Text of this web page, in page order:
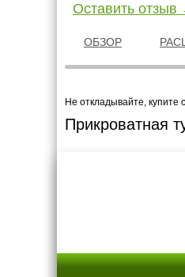
Оставить отзыв
ОБЗОР
Не откладывайте, купите
Прикроватная